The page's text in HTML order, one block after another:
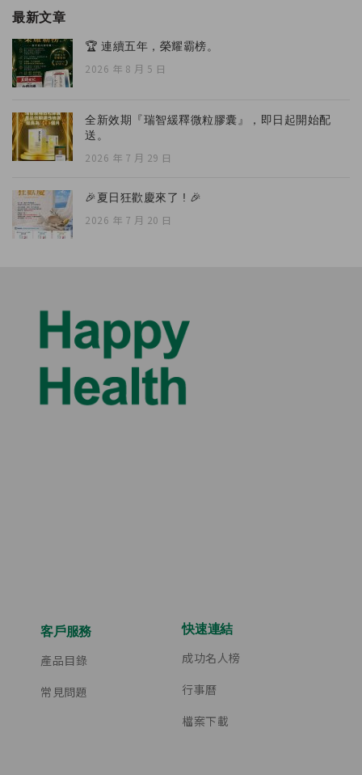
最新文章
🏆 連續五年，榮耀霸榜。
2026 年 8 月 5 日
全新效期『瑞智緩釋微粒膠囊』，即日起開始配
送。
2026 年 7 月 29 日
🎉夏日狂歡慶來了 ! 🎉
2026 年 7 月 20 日
客戶服務
產品目錄
常見問題
快速連結
成功名人榜
行事曆
檔案下載